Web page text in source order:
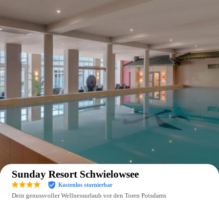
Auf der Karte anzeigen
Sunday Resort Schwielowsee
Kostenlos stornierbar
Dein genussvoller Wellnessurlaub vor den Toren Potsdams